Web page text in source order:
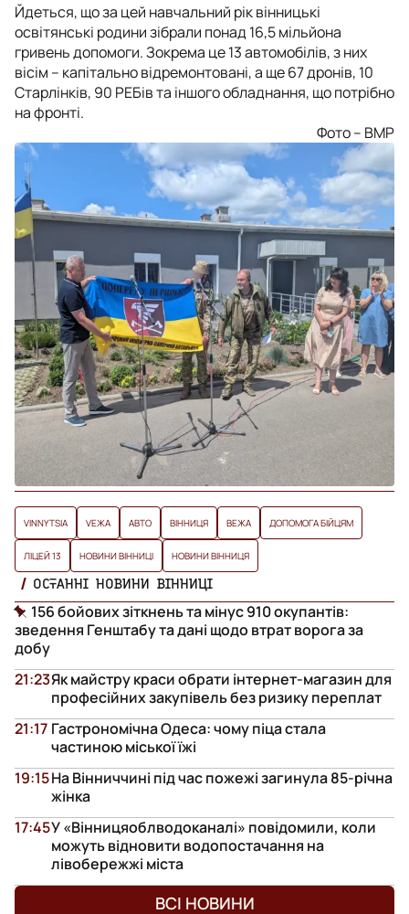
Йдеться, що за цей навчальний рік вінницькі
освітянські родини зібрали понад 16,5 мільйона
гривень допомоги. Зокрема це 13 автомобілів, з них
вісім – капітально відремонтовані, а ще 67 дронів, 10
Старлінків, 90 РЕБів та іншого обладнання, що потрібно
на фронті.
Фото – ВМР
VINNYTSIA VЕЖА АВТО ВІННИЦЯ ВЕЖА ДОПОМОГА БІЙЦЯМ
ЛІЦЕЙ 13 НОВИНИ ВІННИЦІ НОВИНИ ВІННИЦЯ
ОСТАННІ НОВИНИ ВІННИЦІ
156 бойових зіткнень та мінус 910 окупантів:
зведення Генштабу та дані щодо втрат ворога за
добу
Як майстру краси обрати інтернет-магазин для
професійних закупівель без ризику переплат
21:23
Гастрономічна Одеса: чому піца стала
частиною міської їжі
21:17
На Вінниччині під час пожежі загинула 85-річна
жінка
19:15
У «Вінницяоблводоканалі» повідомили, коли
можуть відновити водопостачання на
лівобережжі міста
17:45
ВСІ НОВИНИ